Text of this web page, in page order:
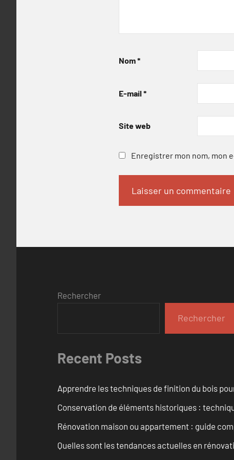
Nom*
E-mail *
Site web
Enregistrer mon nom, mon
Rechercher
Rechercher
Recent Posts
Apprendre les techniques de finition du bois
Conservation de éléments historiques :
Rénovation maison ou appartement : guide
Quelles sont les tendances actuelles en